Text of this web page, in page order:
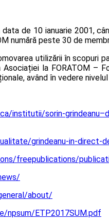
de 10 ianuarie 2001,
numără peste 30 de
utilizării în scopuri
Asociației la FORATOM –
având în vedere
institutii/sorin-
grindeanu-in-direct-
freepublications/
about/
npsum/ETP2017SUM.pdf